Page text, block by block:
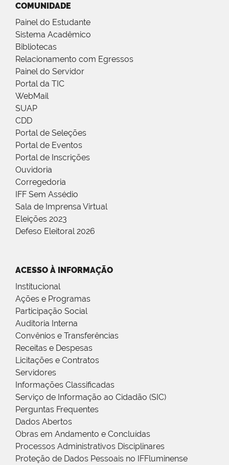
COMUNIDADE
Painel do Estudante
Sistema Acadêmico
Bibliotecas
Relacionamento com Egressos
Painel do Servidor
Portal da TIC
WebMail
SUAP
CDD
Portal de Seleções
Portal de Eventos
Portal de Inscrições
Ouvidoria
Corregedoria
IFF Sem Assédio
Sala de Imprensa Virtual
Eleições 2023
Defeso Eleitoral 2026
ACESSO À INFORMAÇÃO
Institucional
Ações e Programas
Participação Social
Auditoria Interna
Convênios e Transferências
Receitas e Despesas
Licitações e Contratos
Servidores
Informações Classificadas
Serviço de Informação ao Cidadão (SIC)
Perguntas Frequentes
Dados Abertos
Obras em Andamento e Concluídas
Processos Administrativos Disciplinares
Proteção de Dados Pessoais no IFFluminense